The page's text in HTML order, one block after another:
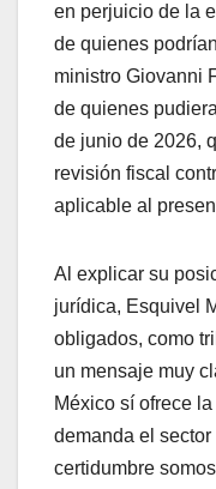
en perjuicio de la
de quienes
ministro Giovanni
de quienes
de junio de 2026,
revisión fiscal
aplicable al
Al explicar su
jurídica, Esquivel
obligados, como
un mensaje muy
México sí ofrece
demanda el
certidumbre